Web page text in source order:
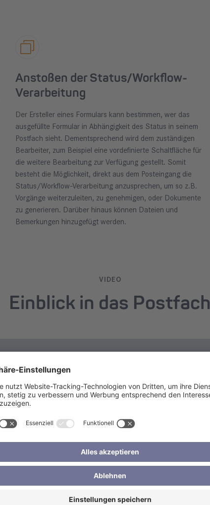
Anstoßen der Status/Workflow-
Verarbeitung
Der Ersteller eines Formulars kann bestimmen, wer das
ausgefüllte Formular in Abhängigkeit des Status in seinem
Postfach sieht. Dementsprechend wird dem zuständigen
Bearbeiter, zum Beispiel eine vordefinierte Schaltfläche für
die weitere Bearbeitung zur Verfügung gestellt. Somit
besteht die Möglichkeit, direkt aus dem Posteingang die
Status/Workflow-Verarbeitung anzusprechen, um so z.B.
Vorgänge weiterzuleiten, zu genehmigen, oder Dokumente
zu generieren. Darüber hinaus können Dateien und
Bemerkungen hinzugefügt werden.
VIDEO
Einblick in das Postfach